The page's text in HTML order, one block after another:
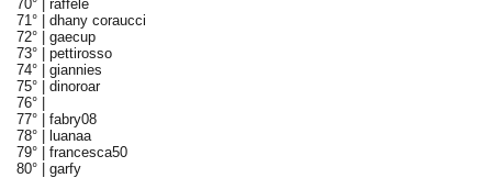
70° | raffele
71° | dhany coraucci
72° | gaecup
73° | pettirosso
74° | giannies
75° | dinoroar
76° |
77° | fabry08
78° |
luanaa
79° | francesca50
80° | garfy